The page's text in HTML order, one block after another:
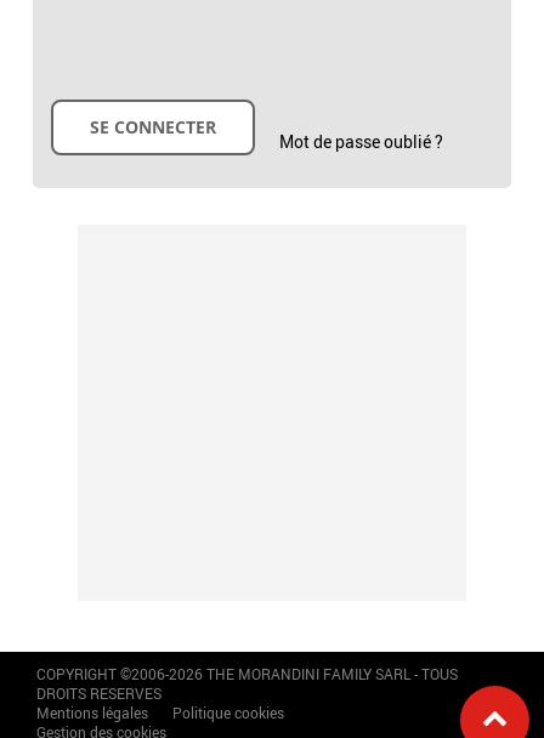
Mot de passe oublié ?
COPYRIGHT ©2006-2026 THE MORANDINI FAMILY SARL - TOUS
DROITS RESERVES
Mentions légales
Politique cookies
Gestion des cookies